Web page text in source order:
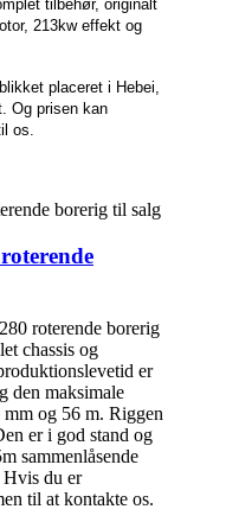
tilbehør, originalt
213kw effekt og
placeret i Hebei,
Og prisen kan
os.
roterende borerig
chassis og
er
den maksimale
og 56 m. Riggen
er i god stand og
sammenlåsende
Hvis du er
til at kontakte os.